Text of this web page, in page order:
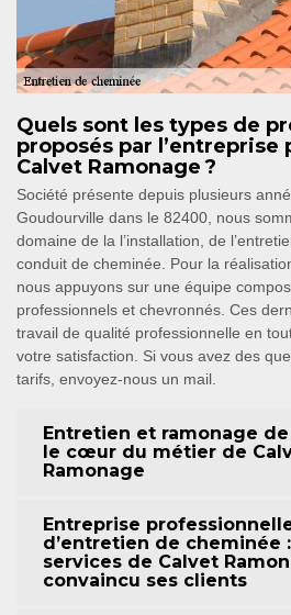
Quels sont les types de
proposés par l’entreprise
Calvet Ramonage ?
Société présente depuis plusieurs
Goudourville dans le 82400, nous
domaine de la l’installation, de
conduit de cheminée. Pour la
nous appuyons sur une équipe
professionnels et chevronnés. Ces
travail de qualité professionnelle en
votre satisfaction. Si vous avez des
tarifs, envoyez-nous un mail.
Entretien et ramonage
le cœur du métier de
Ramonage
Entreprise
d’entretien de cheminée
services de Calvet
convaincu ses clients